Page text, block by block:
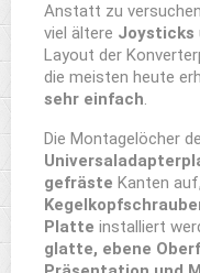
Anstatt zu
viel ältere Joysticks
Layout der
die meisten heute
sehr einfach.
Die Montagelöcher
gefräste Kanten
Platte installiert
glatte, ebene